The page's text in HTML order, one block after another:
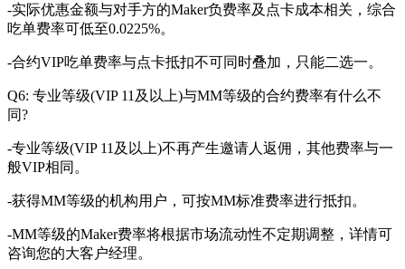
-实际优惠金额与对手方的Maker负费率及点卡成本相关，综合
吃单费率可低至0.0225%。
-合约VIP吃单费率与点卡抵扣不可同时叠加，只能二选一。
Q6: 专业等级(VIP 11及以上)与MM等级的合约费率有什么不
同?
-专业等级(VIP 11及以上)不再产生邀请人返佣，其他费率与一
般VIP相同。
-获得MM等级的机构用户，可按MM标准费率进行抵扣。
-MM等级的Maker费率将根据市场流动性不定期调整，详情可
咨询您的大客户经理。